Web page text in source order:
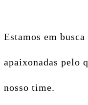
Estamos em
apaixonadas pelo
nosso time.